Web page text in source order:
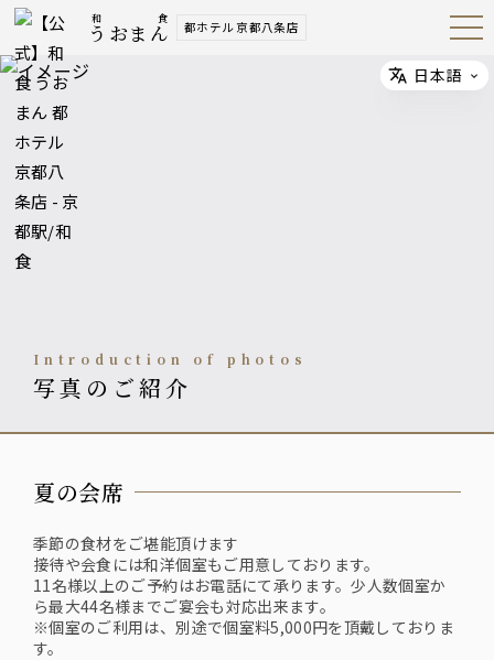
和食
うおまん 都ホテル 京都八条店 Open
Navig
Introduction of photos
写真のご紹介
夏の会席
季節の食材をご堪能頂けます
接待や会食には和洋個室もご用意しております。
11名様以上のご予約はお電話にて承ります。少人数個室か
ら最大44名様までご宴会も対応出来ます。
※個室のご利用は、別途で個室料5,000円を頂戴しておりま
す。
Select
日本語